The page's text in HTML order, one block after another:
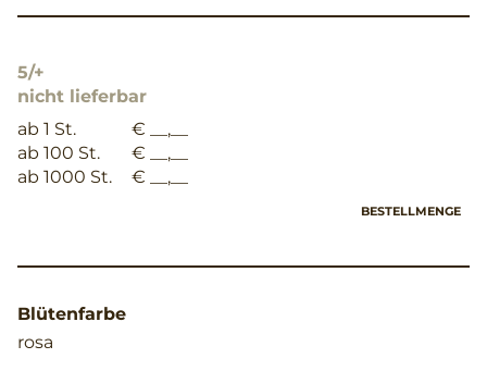
5/+
nicht lieferbar
ab 1 St.
€ __,__
ab 100 St.
€ __,__
ab 1000 St.
€ __,__
BESTELLMENGE
Blütenfarbe
rosa